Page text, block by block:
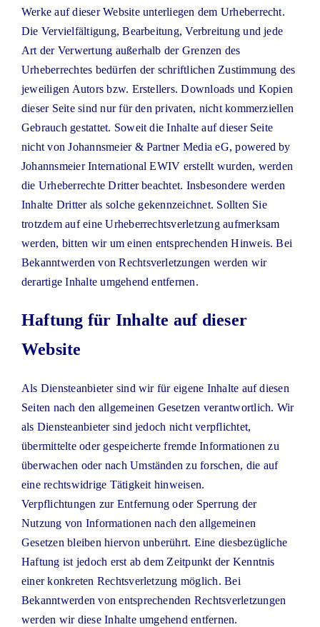
Werke auf dieser Website unterliegen dem Urheberrecht.
Die Vervielfältigung, Bearbeitung, Verbreitung und jede
Art der Verwertung außerhalb der Grenzen des
Urheberrechtes bedürfen der schriftlichen Zustimmung des
jeweiligen Autors bzw. Erstellers. Downloads und Kopien
dieser Seite sind nur für den privaten, nicht kommerziellen
Gebrauch gestattet. Soweit die Inhalte auf dieser Seite
nicht von Johannsmeier & Partner Media eG, powered by
Johannsmeier International EWIV erstellt wurden, werden
die Urheberrechte Dritter beachtet. Insbesondere werden
Inhalte Dritter als solche gekennzeichnet. Sollten Sie
trotzdem auf eine Urheberrechtsverletzung aufmerksam
werden, bitten wir um einen entsprechenden Hinweis. Bei
Bekanntwerden von Rechtsverletzungen werden wir
derartige Inhalte umgehend entfernen.
Haftung für Inhalte auf dieser
Website
Als Diensteanbieter sind wir für eigene Inhalte auf diesen
Seiten nach den allgemeinen Gesetzen verantwortlich. Wir
als Diensteanbieter sind jedoch nicht verpflichtet,
übermittelte oder gespeicherte fremde Informationen zu
überwachen oder nach Umständen zu forschen, die auf
eine rechtswidrige Tätigkeit hinweisen.
Verpflichtungen zur Entfernung oder Sperrung der
Nutzung von Informationen nach den allgemeinen
Gesetzen bleiben hiervon unberührt. Eine diesbezügliche
Haftung ist jedoch erst ab dem Zeitpunkt der Kenntnis
einer konkreten Rechtsverletzung möglich. Bei
Bekanntwerden von entsprechenden Rechtsverletzungen
werden wir diese Inhalte umgehend entfernen.